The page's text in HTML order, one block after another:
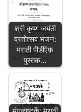
श्री कृष्ण जयंती
व्रतोत्सव भजन:
मराठी पीडीऍफ़
पुस्तक…